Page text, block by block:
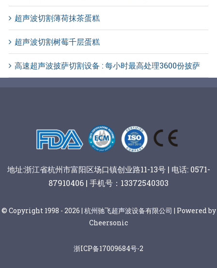
超声波切割薄荷抹茶蛋糕
超声波切割树莓千层蛋糕
高速超声波披萨切割设备 : 每小时最高处理3600份披萨
地址:浙江省杭州市富阳区场口镇创业路11-13号 | 电话: 0571-
87910406 | 手机号：13372540303
© Copyright 1998 - 2026 | 杭州驰飞超声波设备有限公司 | Powered by
Cheersonic
浙ICP备17009684号-2